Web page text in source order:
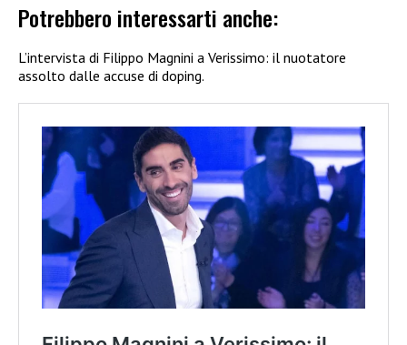
Potrebbero interessarti anche:
L’intervista di Filippo Magnini a Verissimo: il nuotatore
assolto dalle accuse di doping.